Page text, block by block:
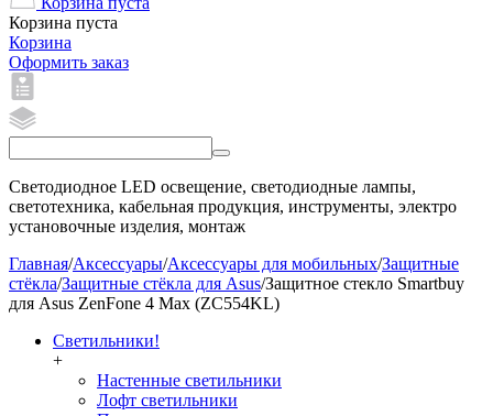
Корзина пуста
Корзина
Оформить заказ
Светодиодное LED освещение, светодиодные лампы,
светотехника, кабельная продукция, инструменты, электро
установочные изделия, монтаж
Главная/Аксессуары/Аксессуары для мобильных/Защитные
стёкла/Защитные стёкла для Asus/Защитное стекло Smartbuy
для Asus ZenFone 4 Max (ZC554KL)
Светильники!
+
Настенные светильники
Лофт светильники